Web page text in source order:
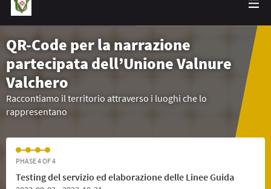
QR-Code per la narrazione
partecipata dell’Unione Valnure
Valchero
Raccontiamo il territorio attraverso i luoghi che lo
rappresentano
PHASE 4 OF 4
Testing del servizio ed elaborazione delle Linee Guida